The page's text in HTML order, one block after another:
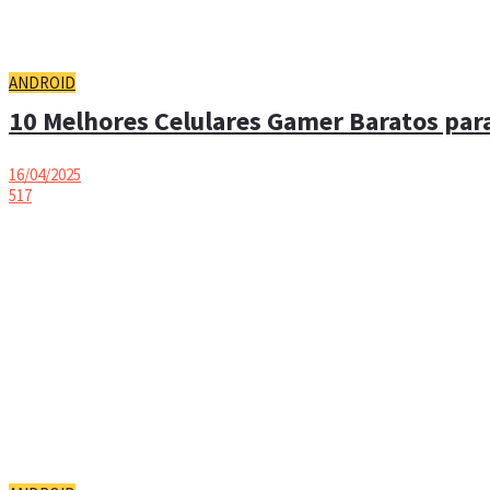
ANDROID
10 Melhores Celulares Gamer Baratos
16/04/2025
517